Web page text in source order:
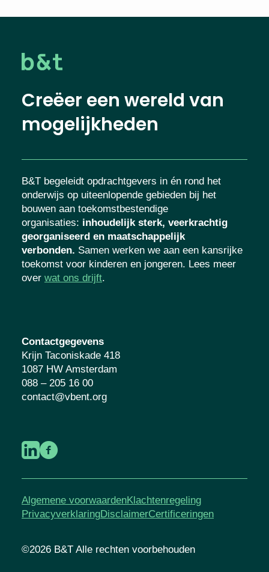
Creëer een wereld van
mogelijkheden
B&T begeleidt opdrachtgevers in én rond het
onderwijs op uiteenlopende gebieden bij het
bouwen aan toekomstbestendige
organisaties: inhoudelijk sterk, veerkrachtig
georganiseerd en maatschappelijk
verbonden. Samen werken we aan een kansrijke
toekomst voor kinderen en jongeren. Lees meer
over wat ons drijft.
Contactgegevens
Krijn Taconiskade 418
1087 HW Amsterdam
088 – 205 16 00
contact@vbent.org
Algemene voorwaardenKlachtenregeling
PrivacyverklaringDisclaimerCertificeringen
©2026 B&T Alle rechten voorbehouden